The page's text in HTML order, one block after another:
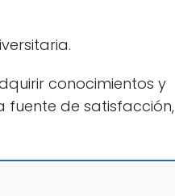
conocimientos y
fuente de satisfacción,